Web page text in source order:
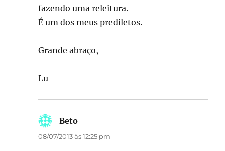
fazendo uma releitura.
É um dos meus prediletos.
Grande abraço,
Lu
Beto
08/07/2013 às 12:25 pm